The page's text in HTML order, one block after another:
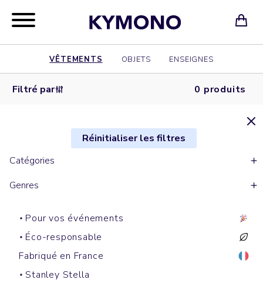
VÊTEMENTS OBJETS ENSEIGNES
Filtré par 0 produits
Réinitialiser les filtres
Catégories
Genres
Pour vos événements
Éco-responsable
Fabriqué en France
Stanley Stella